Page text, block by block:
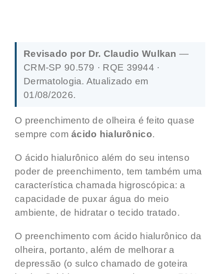
Revisado por Dr. Claudio Wulkan —
CRM-SP 90.579 · RQE 39944 ·
Dermatologia. Atualizado em
01/08/2026.
O preenchimento de olheira é feito quase
sempre comácido hialurônico.
O ácido hialurônico além do seu intenso
poder de preenchimento, tem também uma
característica chamada higroscópica: a
capacidade de puxar água do meio
ambiente, de hidratar o tecido tratado.
O preenchimento com ácido hialurônico da
olheira, portanto, além de melhorar a
depressão (o sulco chamado de goteira